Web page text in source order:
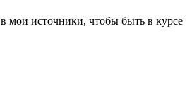
в мои источники, чтобы быть в курсе